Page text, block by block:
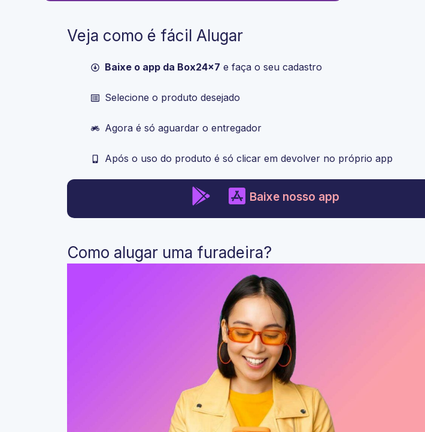
Veja como é fácil Alugar
Baixe o app da Box24x7 e faça o seu cadastro
Selecione o produto desejado​
Agora é só aguardar o entregador
Após o uso do produto é só clicar em devolver no próprio app
Baixe nosso app
Como alugar uma furadeira?